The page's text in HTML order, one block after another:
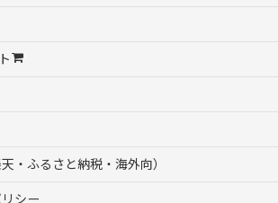
・ふるさと納税・海外向）
シー